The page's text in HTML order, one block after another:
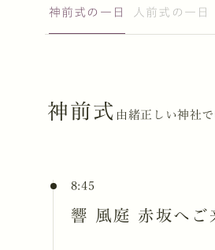
神前式の一日 人前式の一日
神前式 由緒正しい神社
8:45
響 風庭 赤坂へご